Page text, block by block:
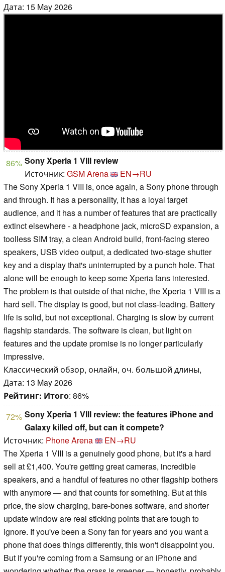
Дата: 15 May 2026
86% Sony Xperia 1 VIII review
Источник: GSM Arena
EN→RU
The Sony Xperia 1 VIII is, once again, a Sony phone through
and through. It has a personality, it has a loyal target
audience, and it has a number of features that are practically
extinct elsewhere - a headphone jack, microSD expansion, a
toolless SIM tray, a clean Android build, front-facing stereo
speakers, USB video output, a dedicated two-stage shutter
key and a display that's uninterrupted by a punch hole. That
alone will be enough to keep some Xperia fans interested.
The problem is that outside of that niche, the Xperia 1 VIII is a
hard sell. The display is good, but not class-leading. Battery
life is solid, but not exceptional. Charging is slow by current
flagship standards. The software is clean, but light on
features and the update promise is no longer particularly
impressive.
Классический обзор, онлайн, оч. большой длины,
Дата: 13 May 2026
Рейтинг: Итого: 86%
72% Sony Xperia 1 VIII review: the features iPhone and
Galaxy killed off, but can it compete?
Источник: Phone Arena
EN→RU
The Xperia 1 VIII is a genuinely good phone, but it's a hard
sell at £1,400. You're getting great cameras, incredible
speakers, and a handful of features no other flagship bothers
with anymore — and that counts for something. But at this
price, the slow charging, bare-bones software, and shorter
update window are real sticking points that are tough to
ignore. If you've been a Sony fan for years and you want a
phone that does things differently, this won't disappoint you.
But if you're coming from a Samsung or an iPhone and